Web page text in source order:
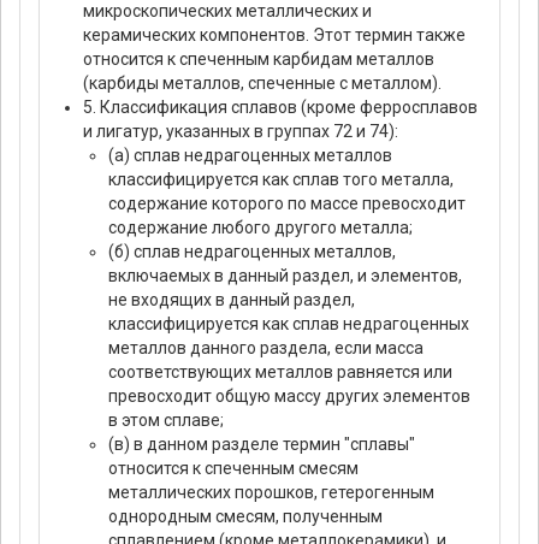
микроскопических металлических и
керамических компонентов. Этот термин также
относится к спеченным карбидам металлов
(карбиды металлов, спеченные с металлом).
5. Классификация сплавов (кроме ферросплавов
и лигатур, указанных в группах 72 и 74):
(а) сплав недрагоценных металлов
классифицируется как сплав того металла,
содержание которого по массе превосходит
содержание любого другого металла;
(б) сплав недрагоценных металлов,
включаемых в данный раздел, и элементов,
не входящих в данный раздел,
классифицируется как сплав недрагоценных
металлов данного раздела, если масса
соответствующих металлов равняется или
превосходит общую массу других элементов
в этом сплаве;
(в) в данном разделе термин "сплавы"
относится к спеченным смесям
металлических порошков, гетерогенным
однородным смесям, полученным